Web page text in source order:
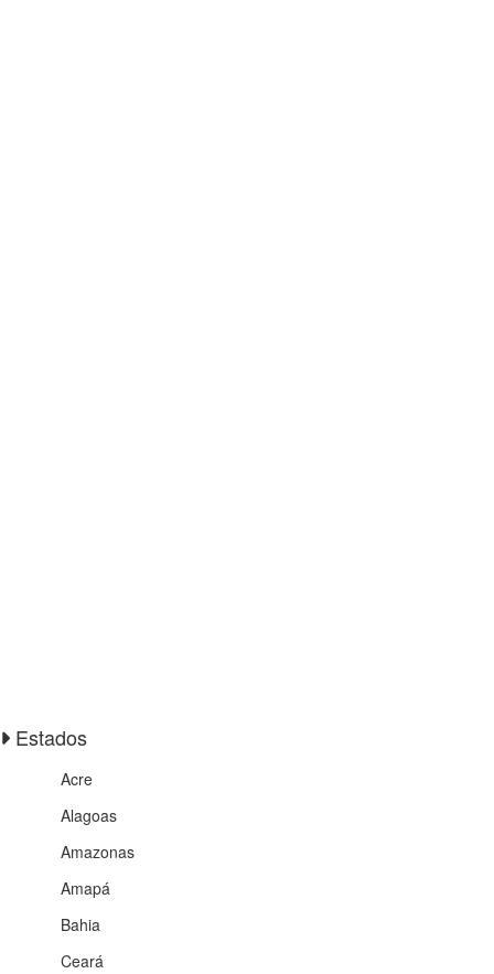
Estados
Acre
Alagoas
Amazonas
Amapá
Bahia
Ceará